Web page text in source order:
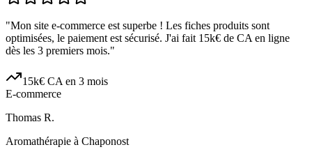
"Mon site e-commerce est superbe ! Les fiches produits sont
optimisées, le paiement est sécurisé. J'ai fait 15k€ de CA en ligne
dès les 3 premiers mois."
15k€ CA en 3 mois
E-commerce
Thomas R.
Aromathérapie à Chaponost